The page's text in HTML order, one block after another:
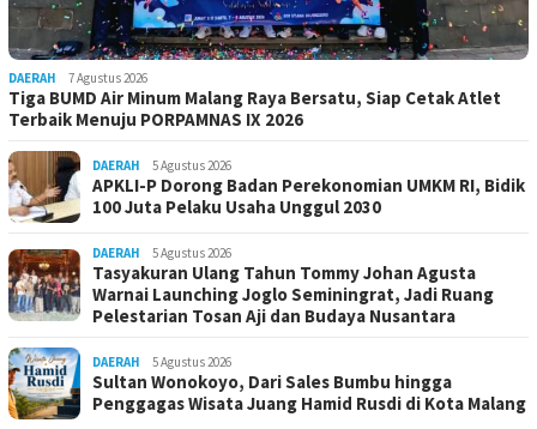
DAERAH 7 Agustus 2026
Tiga BUMD Air Minum Malang Raya Bersatu, Siap Cetak Atlet
Terbaik Menuju PORPAMNAS IX 2026
DAERAH 5 Agustus 2026
APKLI-P Dorong Badan Perekonomian UMKM RI, Bidik
100 Juta Pelaku Usaha Unggul 2030
DAERAH 5 Agustus 2026
Tasyakuran Ulang Tahun Tommy Johan Agusta
Warnai Launching Joglo Seminingrat, Jadi Ruang
Pelestarian Tosan Aji dan Budaya Nusantara
DAERAH 5 Agustus 2026
Sultan Wonokoyo, Dari Sales Bumbu hingga
Penggagas Wisata Juang Hamid Rusdi di Kota Malang